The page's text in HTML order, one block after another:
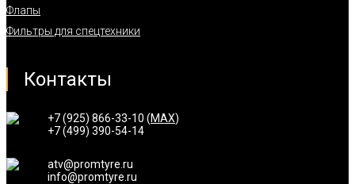
Флапы
Фильтры для спецтехники
Контакты
+7 (925) 866-33-10 (MAX)
+7 (499) 390-54-14
atv@promtyre.ru
info@promtyre.ru